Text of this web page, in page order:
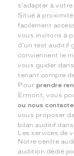
s'adapter à
Situé à
facilement
vous invitons à
d'un test auditif
conviennent le
vous guider
tenant compte
Pour prendre
Ermont, vous
ou nous
vous proposer
bilan auditif
Les services de
Notre centre
audition dédié